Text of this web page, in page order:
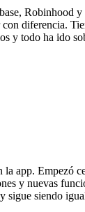
Robinhood
diferencia.
y todo ha ido
la app. Empezó
y nuevas
sigue siendo